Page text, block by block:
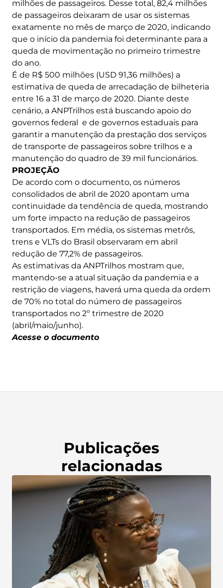
milhões de passageiros. Desse total, 82,4 milhões
de passageiros deixaram de usar os sistemas
exatamente no mês de março de 2020, indicando
que o início da pandemia foi determinante para a
queda de movimentação no primeiro trimestre
do ano.
É de R$ 500 milhões (USD 91,36 milhões) a
estimativa de queda de arrecadação de bilheteria
entre 16 a 31 de março de 2020. Diante deste
cenário, a ANPTrilhos está buscando apoio do
governos federal e de governos estaduais para
garantir a manutenção da prestação dos serviços
de transporte de passageiros sobre trilhos e a
manutenção do quadro de 39 mil funcionários.
PROJEÇÃO
De acordo com o documento, os números
consolidados de abril de 2020 apontam uma
continuidade da tendência de queda, mostrando
um forte impacto na redução de passageiros
transportados. Em média, os sistemas metrôs,
trens e VLTs do Brasil observaram em abril
redução de 77,2% de passageiros.
As estimativas da ANPTrilhos mostram que,
mantendo-se a atual situação da pandemia e a
restrição de viagens, haverá uma queda da ordem
de 70% no total do número de passageiros
transportados no 2º trimestre de 2020
(abril/maio/junho).
Acesse o documento
Publicações
relacionadas